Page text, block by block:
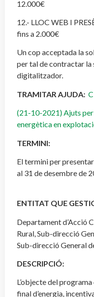
12.000€
12.- LLOC WEB I
fins a 2.000€
Un cop acceptada la
per tal de contractar la
digitalitzador.
TRAMITAR AJUDA:
(21-10-2021) Ajuts per
energètica en
TERMINI:
El termini per
al 31 de desembre de
ENTITAT QUE
Departament d’Acció
Rural, Sub-direcció
Sub-direcció General
DESCRIPCIÓ:
L’objecte del
final d’energia,